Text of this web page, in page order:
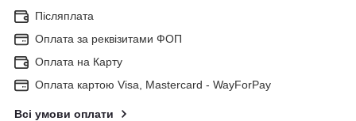
Післяплата
Оплата за реквізитами ФОП
Оплата на Карту
Оплата картою Visa, Mastercard - WayForPay
Всі умови оплати